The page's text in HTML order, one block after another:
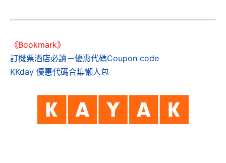
《Bookmark》
訂機票酒店必讀－優惠代碼Coupon code
KKday 優惠代碼合集懶人包